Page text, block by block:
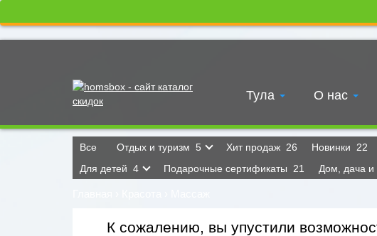
Тула О нас
Все Отдых и туризм 5 Хит продаж 26 Новинки 22
Для детей 4 Подарочные сертификаты 21 Дом, дача и
К сожалению, вы упустили